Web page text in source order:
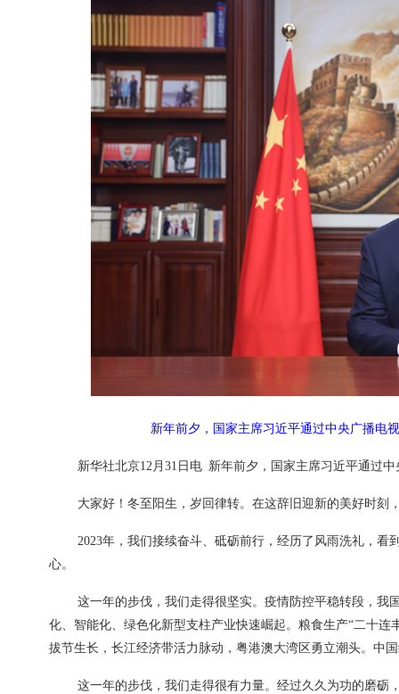
新年前夕，国家主席习近平通过中央广播电
新华社北京12月31日电 新年前夕，国家主席习近平通过
大家好！冬至阳生，岁回律转。在这辞旧迎新的美好时刻
2023年，我们接续奋斗、砥砺前行，经历了风雨洗礼，
心。
这一年的步伐，我们走得很坚实。疫情防控平稳转段，我
化、智能化、绿色化新型支柱产业快速崛起。粮食生产“二十
拔节生长，长江经济带活力脉动，粤港澳大湾区勇立潮头。中
这一年的步伐，我们走得很有力量。经过久久为功的磨砺